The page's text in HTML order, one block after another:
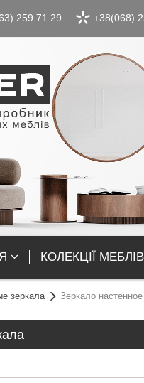
259 71 29 +38(068)
КОЛЕКЦІЇ МЕБЛІВ
зеркала Зеркало